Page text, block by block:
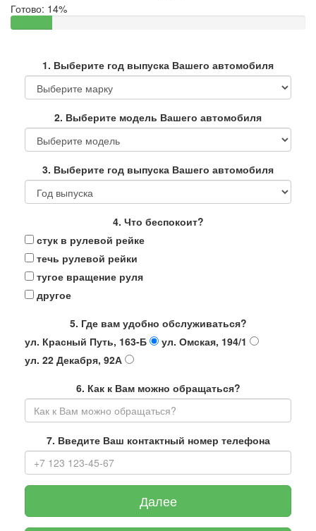
Готово: 14%
1. Выберите год выпуска Вашего автомобиля
2. Выберите модель Вашего автомобиля
3. Выберите год выпуска Вашего автомобиля
4. Что беспокоит?
стук в рулевой рейке
течь рулевой рейки
тугое вращение руля
другое
5. Где вам удобно обслуживаться?
ул. Красный Путь, 163-Б
ул. Омская, 194/1
ул. 22 Декабря, 92А
6. Как к Вам можно обращаться?
7. Введите Ваш контактный номер телефона
Далее